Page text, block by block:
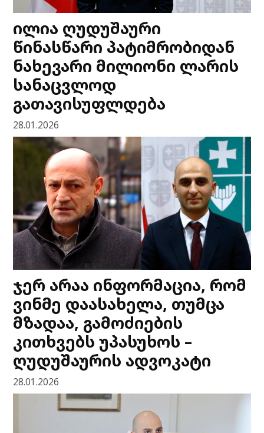
ილია ღუდუშაური
წინასწარი პატიმრობიდან
ნახევარი მილიონი ლარის
სანაცვლოდ
გათავისუფლდება
28.01.2026
ჯერ არაა ინფორმაცია, რომ
ვინმე დაასახელა, თუმცა
მზადაა, გამოძიების
კითხვებს უპასუხოს –
ღუდუშაურის ადვოკატი
28.01.2026